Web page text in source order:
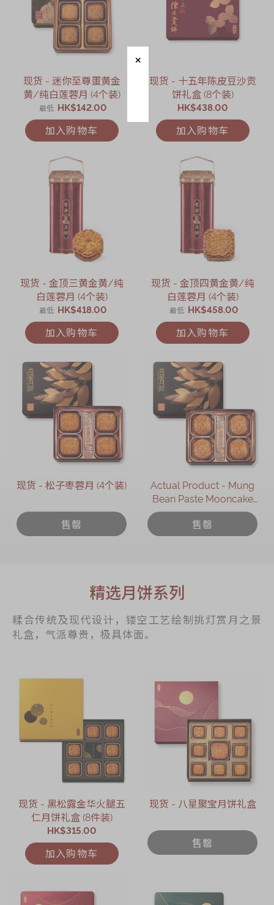
现货 - 迷你至尊蛋黄金
黄/纯白莲蓉月 (4个装)
最低 HK$142.00
加入购物车
现货 - 十五年陈皮豆沙贡
饼礼盒 (8个装)
HK$438.00
加入购物车
现货 - 金顶三黄金黄/纯
白莲蓉月 (4个装)
最低 HK$418.00
加入购物车
现货 - 金顶四黄金黄/纯
白莲蓉月 (4个装)
最低 HK$458.00
加入购物车
现货 - 松子枣蓉月 (4个装)
售罄
Actual Product - Mung
Bean Paste Mooncake
with Two Yolks (4 pcs)
售罄
精选月饼系列
糅合传统及现代设计，镂空工艺绘制挑灯赏月之景
礼盒，气派尊贵，极具体面。
现货 - 黑松露金华火腿五
仁月饼礼盒 (8件装)
HK$315.00
加入购物车
现货 - 八星聚宝月饼礼盒
售罄